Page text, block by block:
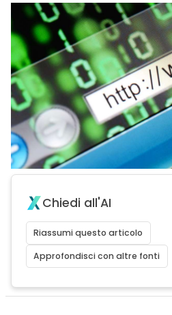
Chiedi all'AI
Riassumi questo articolo
Approfondisci con altre fonti